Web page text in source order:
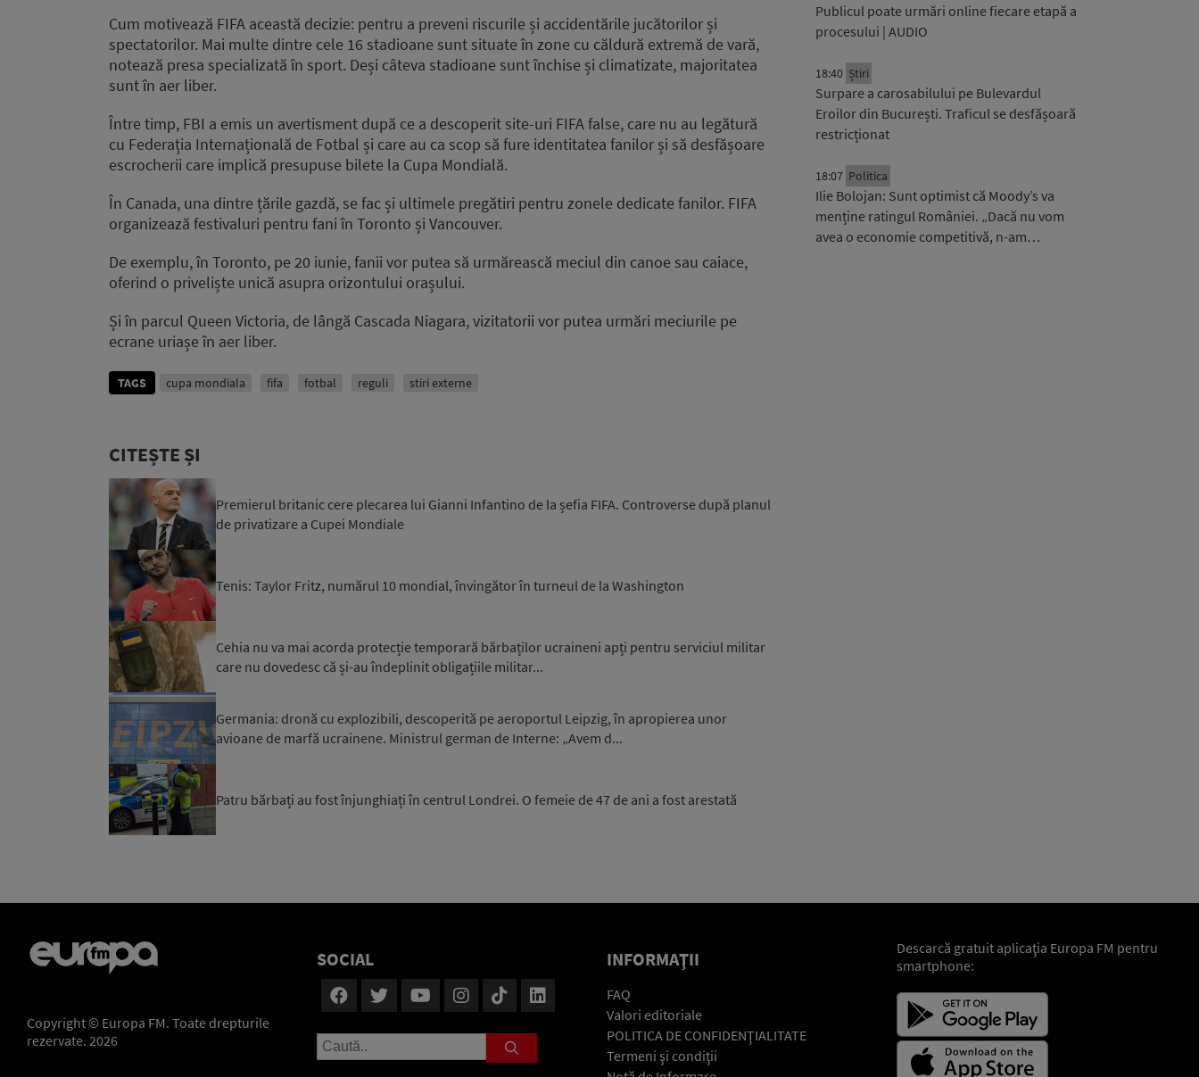
Cum motivează FIFA această decizie: pentru a preveni riscurile și accidentările jucătorilor și
spectatorilor. Mai multe dintre cele 16 stadioane sunt situate în zone cu căldură extremă de vară,
notează presa specializată în sport. Deși câteva stadioane sunt închise și climatizate, majoritatea
sunt în aer liber.
Între timp, FBI a emis un avertisment după ce a descoperit site-uri FIFA false, care nu au legătură
cu Federația Internațională de Fotbal și care au ca scop să fure identitatea fanilor și să desfășoare
escrocherii care implică presupuse bilete la Cupa Mondială.
În Canada, una dintre țările gazdă, se fac și ultimele pregătiri pentru zonele dedicate fanilor. FIFA
organizează festivaluri pentru fani în Toronto și Vancouver.
De exemplu, în Toronto, pe 20 iunie, fanii vor putea să urmărească meciul din canoe sau caiace,
oferind o priveliște unică asupra orizontului orașului.
Și în parcul Queen Victoria, de lângă Cascada Niagara, vizitatorii vor putea urmări meciurile pe
ecrane uriașe în aer liber.
TAGS cupa mondiala fifa fotbal reguli stiri externe
CITEȘTE ȘI
Premierul britanic cere plecarea lui Gianni Infantino de la șefia FIFA. Controverse după planul
de privatizare a Cupei Mondiale
Tenis: Taylor Fritz, numărul 10 mondial, învingător în turneul de la Washington
Cehia nu va mai acorda protecție temporară bărbaților ucraineni apți pentru serviciul militar
care nu dovedesc că și-au îndeplinit obligațiile militar...
Germania: dronă cu explozibili, descoperită pe aeroportul Leipzig, în apropierea unor
avioane de marfă ucrainene. Ministrul german de Interne: „Avem d...
Patru bărbați au fost înjunghiați în centrul Londrei. O femeie de 47 de ani a fost arestată
Publicul poate urmări online fiecare etapă a
procesului | AUDIO
18:40 Știri
Surpare a carosabilului pe Bulevardul
Eroilor din București. Traficul se desfășoară
restricționat
18:07 Politica
Ilie Bolojan: Sunt optimist că Moody’s va
menține ratingul României. „Dacă nu vom
avea o economie competitivă, n-am…
Copyright © Europa FM. Toate drepturile
rezervate. 2026
SOCIAL INFORMAŢII
FAQ
Valori editoriale
POLITICA DE CONFIDENŢIALITATE
Termeni şi condiţii
Descarcă gratuit aplicaţia Europa FM pentru
smartphone: